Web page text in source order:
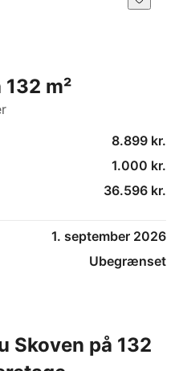
m²
8.899 kr.
1.000 kr.
36.596 kr.
1. september 2026
Ubegrænset
Skoven på 132